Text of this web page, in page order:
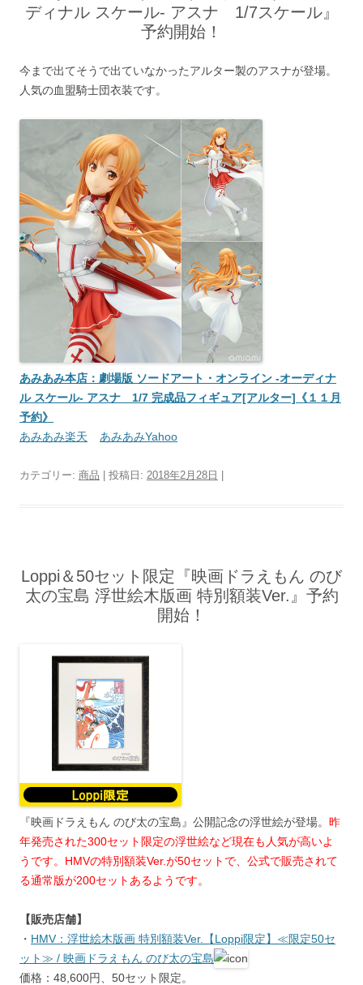
ディナル スケール- アスナ 1/7スケール』
予約開始！
今まで出てそうで出ていなかったアルター製のアスナが登場。
人気の血盟騎士団衣装です。
あみあみ本店：劇場版 ソードアート・オンライン -オーディナ
ル スケール- アスナ 1/7 完成品フィギュア[アルター]《１１月
予約》
あみあみ楽天
あみあみYahoo
カテゴリー: 商品 | 投稿日: 2018年2月28日
Loppi＆50セット限定『映画ドラえもん のび
太の宝島 浮世絵木版画 特別額装Ver.』予約
開始！
『映画ドラえもん のび太の宝島』公開記念の浮世絵が登場。 昨
年発売された300セット限定の浮世絵など現在も人気が高いよ
うです。HMVの特別額装Ver.が50セットで、公式で販売されて
る通常版が200セットあるようです。
【販売店舗】
・ HMV：浮世絵木版画 特別額装Ver.【Loppi限定】≪限定50セ
ット≫ / 映画ドラえもん のび太の宝島
価格：48,600円、50セット限定。